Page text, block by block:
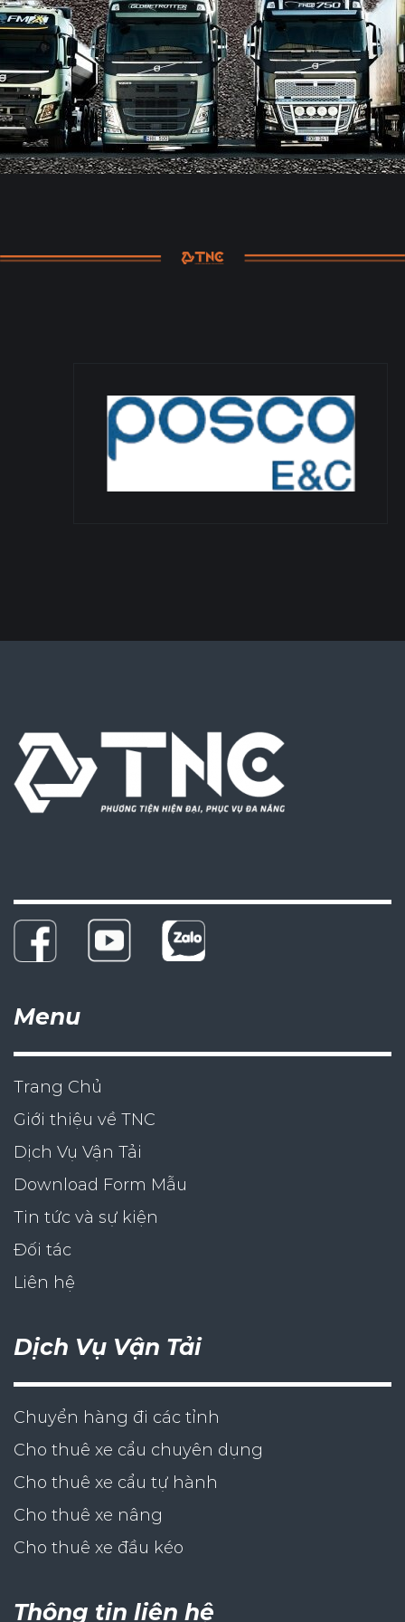
Menu
Trang Chủ
Giới thiệu về TNC
Dịch Vụ Vận Tải
Download Form Mẫu
Tin tức và sự kiện
Đối tác
Liên hệ
Dịch Vụ Vận Tải
Chuyển hàng đi các tỉnh
Cho thuê xe cẩu chuyên dụng
Cho thuê xe cẩu tự hành
Cho thuê xe nâng
Cho thuê xe đầu kéo
Thông tin liên hệ